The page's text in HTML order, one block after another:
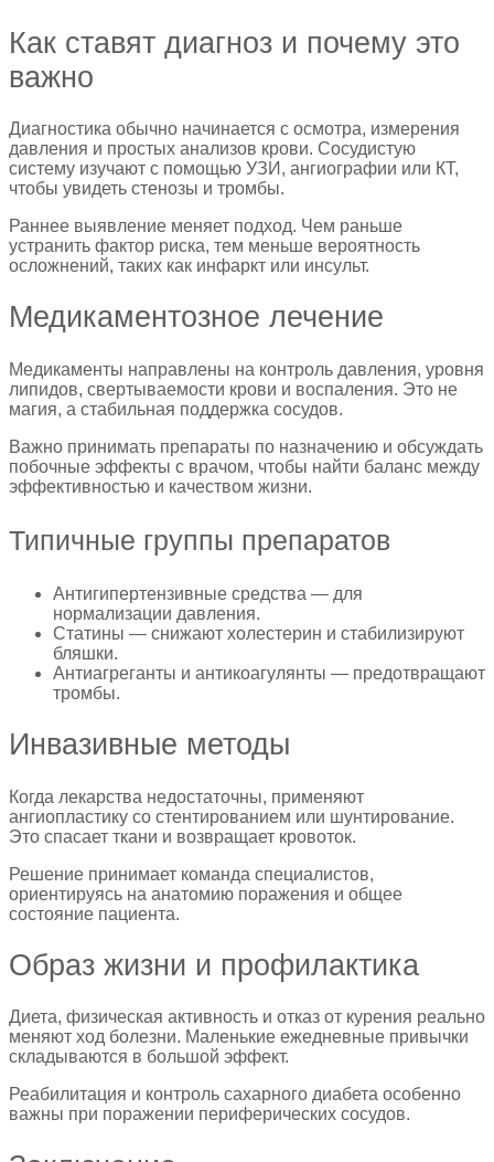
Как ставят диагноз и почему это
важно
Диагностика обычно начинается с осмотра, измерения
давления и простых анализов крови. Сосудистую
систему изучают с помощью УЗИ, ангиографии или КТ,
чтобы увидеть стенозы и тромбы.
Раннее выявление меняет подход. Чем раньше
устранить фактор риска, тем меньше вероятность
осложнений, таких как инфаркт или инсульт.
Медикаментозное лечение
Медикаменты направлены на контроль давления, уровня
липидов, свертываемости крови и воспаления. Это не
магия, а стабильная поддержка сосудов.
Важно принимать препараты по назначению и обсуждать
побочные эффекты с врачом, чтобы найти баланс между
эффективностью и качеством жизни.
Типичные группы препаратов
Антигипертензивные средства — для
нормализации давления.
Статины — снижают холестерин и стабилизируют
бляшки.
Антиагреганты и антикоагулянты — предотвращают
тромбы.
Инвазивные методы
Когда лекарства недостаточны, применяют
ангиопластику со стентированием или шунтирование.
Это спасает ткани и возвращает кровоток.
Решение принимает команда специалистов,
ориентируясь на анатомию поражения и общее
состояние пациента.
Образ жизни и профилактика
Диета, физическая активность и отказ от курения реально
меняют ход болезни. Маленькие ежедневные привычки
складываются в большой эффект.
Реабилитация и контроль сахарного диабета особенно
важны при поражении периферических сосудов.